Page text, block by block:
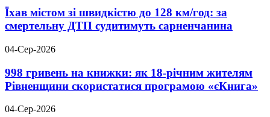
Їхав містом зі швидкістю до 128 км/год: за
смертельну ДТП судитимуть сарненчанина
04-Сер-2026
998 гривень на книжки: як 18-річним жителям
Рівненщини скористатися програмою «єКнига»
04-Сер-2026